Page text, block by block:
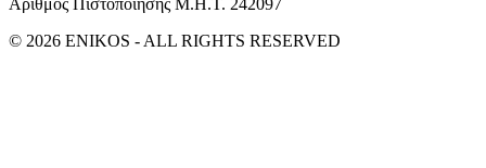
© 2026 ENIKOS - ALL RIGHTS RESERVED